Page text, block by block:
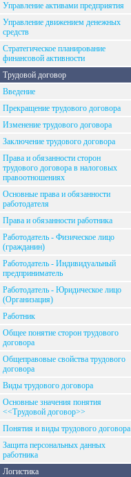
Управление активами предприятия
Управление движением денежных
средств
Стратегическое планирование
финансовой активности
Трудовой договор
Введение
Прекращение трудового договора
Изменение трудового договора
Заключение трудового договора
Права и обязанности сторон
трудового договора в налоговых
правоотношениях
Основные права и обязанности
работодателя
Права и обязанности работника
Работодатель - Физическое лицо
(гражданин)
Работодатель - Индивидуальный
предприниматель
Работодатель - Юридическое лицо
(Организация)
Работник
Общее понятие сторон трудового
договора
Общеправовые свойства трудового
договора
Виды трудового договора
Основные значения понятия
<<Трудовой договор>>
Понятия и виды трудового договора
Защита персональных данных
работника
Логистика